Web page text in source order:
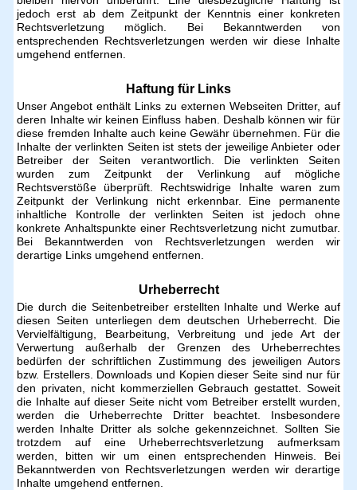
jedoch erst ab dem Zeitpunkt der Kenntnis einer konkreten
Rechtsverletzung möglich. Bei Bekanntwerden von
entsprechenden Rechtsverletzungen werden wir diese Inhalte
umgehend entfernen.
Haftung für Links
Unser Angebot enthält Links zu externen Webseiten Dritter, auf
deren Inhalte wir keinen Einfluss haben. Deshalb können wir für
diese fremden Inhalte auch keine Gewähr übernehmen. Für die
Inhalte der verlinkten Seiten ist stets der jeweilige Anbieter oder
Betreiber der Seiten verantwortlich. Die verlinkten Seiten
wurden zum Zeitpunkt der Verlinkung auf mögliche
Rechtsverstöße überprüft. Rechtswidrige Inhalte waren zum
Zeitpunkt der Verlinkung nicht erkennbar. Eine permanente
inhaltliche Kontrolle der verlinkten Seiten ist jedoch ohne
konkrete Anhaltspunkte einer Rechtsverletzung nicht zumutbar.
Bei Bekanntwerden von Rechtsverletzungen werden wir
derartige Links umgehend entfernen.
Urheberrecht
Die durch die Seitenbetreiber erstellten Inhalte und Werke auf
diesen Seiten unterliegen dem deutschen Urheberrecht. Die
Vervielfältigung, Bearbeitung, Verbreitung und jede Art der
Verwertung außerhalb der Grenzen des Urheberrechtes
bedürfen der schriftlichen Zustimmung des jeweiligen Autors
bzw. Erstellers. Downloads und Kopien dieser Seite sind nur für
den privaten, nicht kommerziellen Gebrauch gestattet. Soweit
die Inhalte auf dieser Seite nicht vom Betreiber erstellt wurden,
werden die Urheberrechte Dritter beachtet. Insbesondere
werden Inhalte Dritter als solche gekennzeichnet. Sollten Sie
trotzdem auf eine Urheberrechtsverletzung aufmerksam
werden, bitten wir um einen entsprechenden Hinweis. Bei
Bekanntwerden von Rechtsverletzungen werden wir derartige
Inhalte umgehend entfernen.